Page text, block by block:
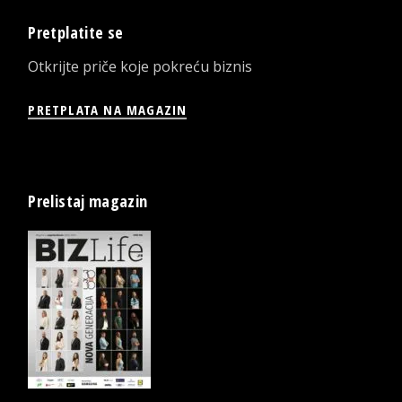
Pretplatite se
Otkrijte priče koje pokreću biznis
PRETPLATA NA MAGAZIN
Prelistaj magazin